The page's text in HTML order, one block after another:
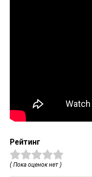
Рейтинг
( Пока оценок нет )